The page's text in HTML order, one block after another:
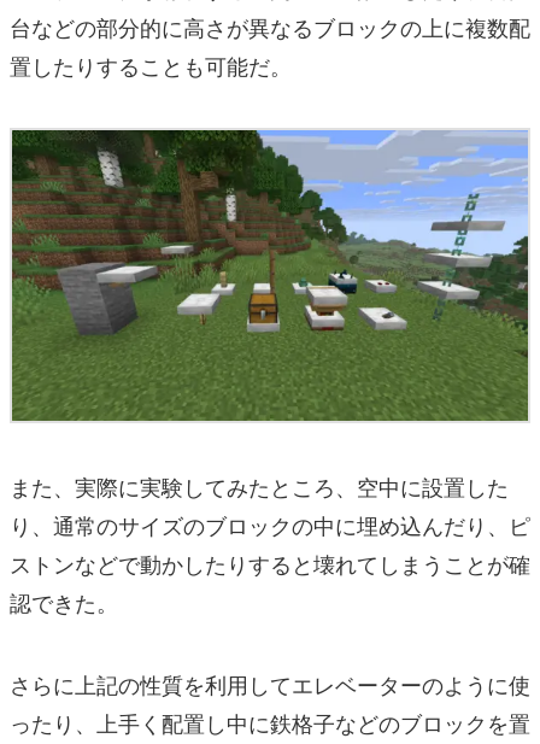
台などの部分的に高さが異なるブロックの上に複数配
置したりすることも可能だ。
また、実際に実験してみたところ、空中に設置した
り、通常のサイズのブロックの中に埋め込んだり、ピ
ストンなどで動かしたりすると壊れてしまうことが確
認できた。
さらに上記の性質を利用してエレベーターのように使
ったり、上手く配置し中に鉄格子などのブロックを置